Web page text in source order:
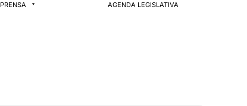
PRENSA AGENDA LEGISLATIVA